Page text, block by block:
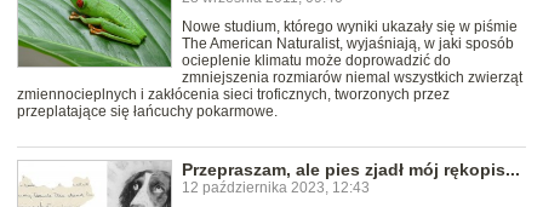
Nowe studium, którego wyniki ukazały się w piśmie
The American Naturalist, wyjaśniają, w jaki sposób
ocieplenie klimatu może doprowadzić do
zmniejszenia rozmiarów niemal wszystkich zwierząt
zmiennocieplnych i zakłócenia sieci troficznych, tworzonych przez
przeplatające się łańcuchy pokarmowe.
Przepraszam, ale pies zjadł mój rękopis...
12 października 2023, 12:43